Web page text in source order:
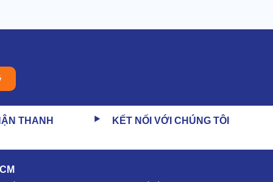
THANH
KẾT NỐI VỚI CHÚNG TÔI